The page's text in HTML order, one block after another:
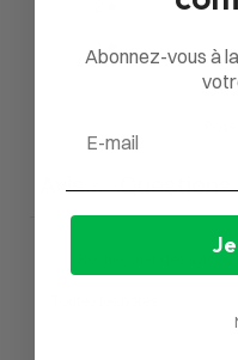
1
Avis 0 Questions
Abonnez-vous à